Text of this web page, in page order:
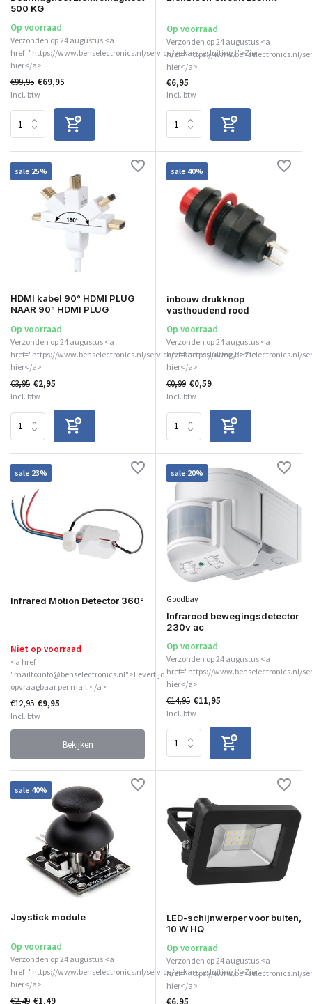
500 KG
Op voorraad
Verzonden op 24 augustus <a
href="https://www.benselectronics.nl/service/vakantiesluiting/">Zie
hier</a>
€99,95 €69,95
Incl. btw
Op voorraad
Verzonden op 24 augustus <a
href="https://www.benselectronics.nl/
hier</a>
€6,95
Incl. btw
sale 25%
HDMI kabel 90° HDMI PLUG
NAAR 90° HDMI PLUG
Op voorraad
Verzonden op 24 augustus <a
href="https://www.benselectronics.nl/service/vakantiesluiting/">Zie
hier</a>
€3,95 €2,95
Incl. btw
sale 40%
inbouw drukknop
vasthoudend rood
Op voorraad
Verzonden op 24 augustus <a
href="https://www.benselectronics.nl/
hier</a>
€0,99 €0,59
Incl. btw
sale 23%
Infrared Motion Detector 360°
Niet op voorraad
<a href=
"mailto:info@benselectronics.nl">Levertijd
opvraagbaar per mail.</a>
€12,95 €9,95
Incl. btw
Bekijken
sale 20%
Goodbay
Infrarood bewegingsdetector
230v ac
Op voorraad
Verzonden op 24 augustus <a
href="https://www.benselectronics.nl/
hier</a>
€14,95 €11,95
Incl. btw
sale 40%
Joystick module
Op voorraad
Verzonden op 24 augustus <a
href="https://www.benselectronics.nl/service/vakantiesluiting/">Zie
hier</a>
€2,49 €1,49
LED-schijnwerper voor buiten,
10 W HQ
Op voorraad
Verzonden op 24 augustus <a
href="https://www.benselectronics.nl/
hier</a>